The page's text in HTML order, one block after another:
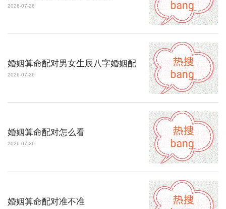
2026-07-26
婚姻算命配对男女生辰八字婚姻配
2026-07-26
婚姻算命配对怎么看
2026-07-26
婚姻算命配对准不准